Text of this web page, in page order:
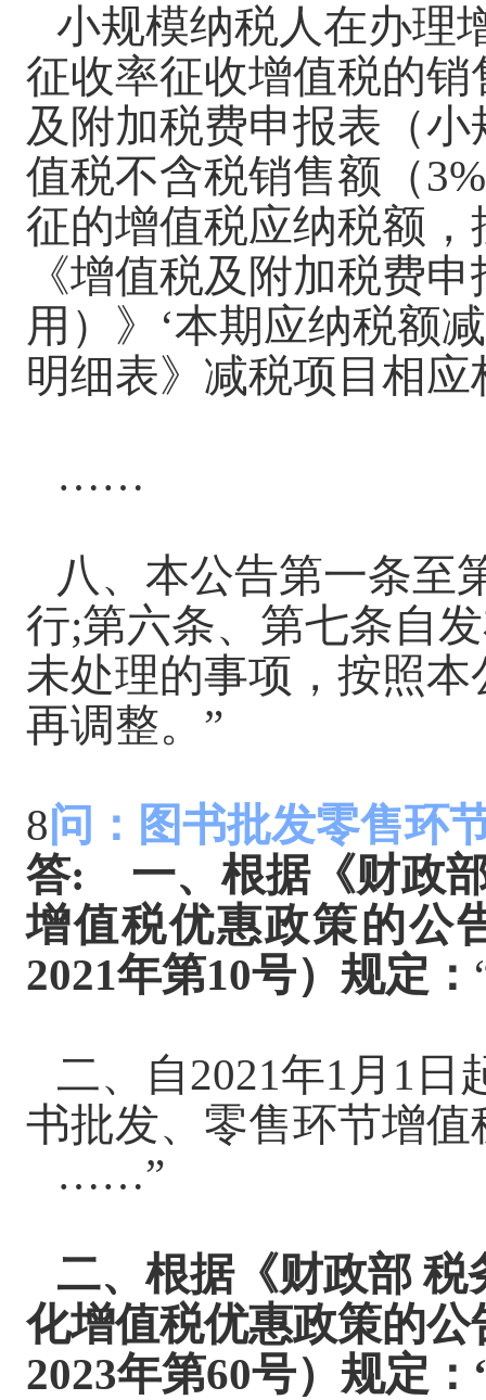
小规模纳税人在办理
征收率征收增值税的
及附加税费申报表（
值税不含税销售额（
征的增值税应纳税额
《增值税及附加税费
用）》‘本期应纳税额
明细表》减税项目相应
……
八、本公告第一条至
行;第六条、第七条自
未处理的事项，按照
再调整。”
8问：图书批发零售环
答:
一、根据《财政
增值税优惠政策的公
2021年第10号）规定：
二、自2021年1月1日
书批发、零售环节增值
……”
二、根据《财政部 税
化增值税优惠政策的
2023年第60号）规定：